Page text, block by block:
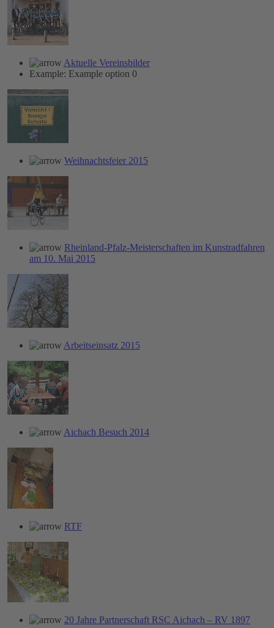
Aktuelle Vereinsbilder
Example: Example option 0
Weihnachtsfeier 2015
Rheinland-Pfalz-Meisterschaften im Kunstradfahren
am 10. Mai 2015
Arbeitseinsatz 2015
Aichach Besuch 2014
RTF
20 Jahre Partnerschaft RSC Aichach – RV 1897